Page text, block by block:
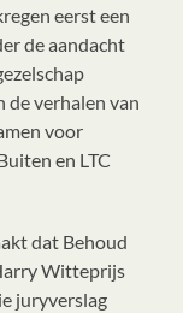
eerst een
de aandacht
de verhalen van
voor
en LTC
dat Behoud
Witteprijs
juryverslag